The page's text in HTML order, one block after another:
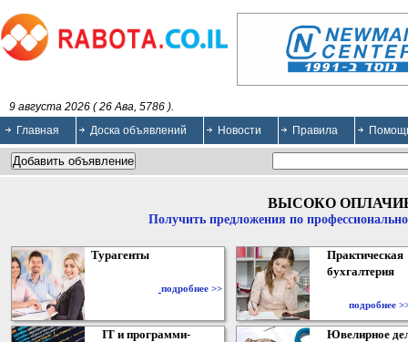
9 августа 2026 ( 26 Ава, 5786 ).
Главная
Доска объявлений Новости Правила
ВЫСОКО
Получить предложения по
Турагенты
подробнее >>
Практическая
бухгалтерия
подробнее
IT и программи-
Ювелирное